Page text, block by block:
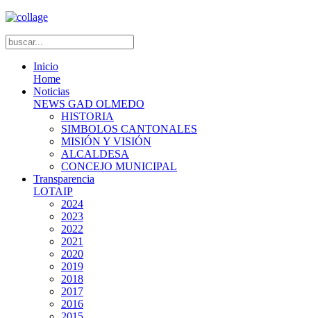
Inicio
Home
Noticias
NEWS GAD OLMEDO
HISTORIA
SIMBOLOS CANTONALES
MISIÓN Y VISIÓN
ALCALDESA
CONCEJO MUNICIPAL
Transparencia
LOTAIP
2024
2023
2022
2021
2020
2019
2018
2017
2016